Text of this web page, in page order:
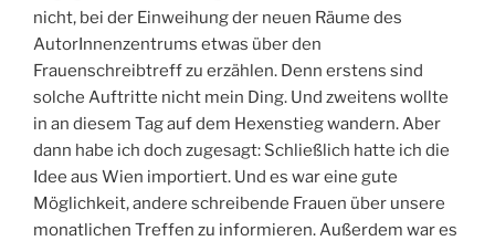
nicht, bei der Einweihung der neuen Räume des
AutorInnenzentrums etwas über den
Frauenschreibtreff zu erzählen. Denn erstens sind
solche Auftritte nicht mein Ding. Und zweitens wollte
in an diesem Tag auf dem Hexenstieg wandern. Aber
dann habe ich doch zugesagt: Schließlich hatte ich die
Idee aus Wien importiert. Und es war eine gute
Möglichkeit, andere schreibende Frauen über unsere
monatlichen Treffen zu informieren. Außerdem war es